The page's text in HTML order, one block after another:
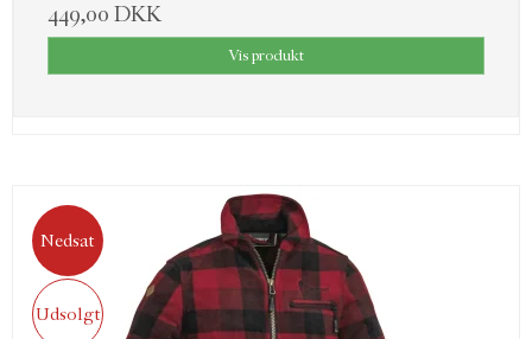
449,00 DKK
Vis produkt
Nedsat
Udsolgt